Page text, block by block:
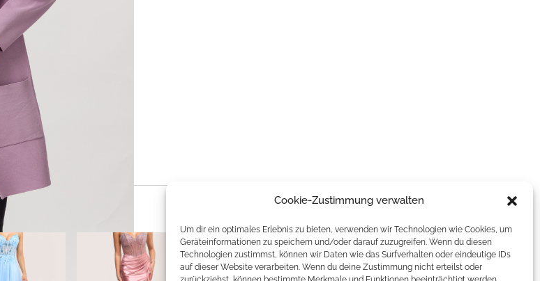
Cookie-Zustimmung verwalten
Um dir ein optimales Erlebnis zu bieten, verwenden wir Technologien wie Cookies, um
Geräteinformationen zu speichern und/oder darauf zuzugreifen. Wenn du diesen
Technologien zustimmst, können wir Daten wie das Surfverhalten oder eindeutige IDs
auf dieser Website verarbeiten. Wenn du deine Zustimmung nicht erteilst oder